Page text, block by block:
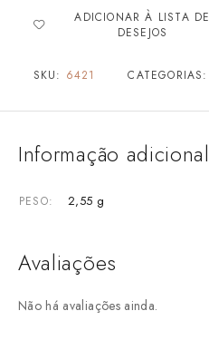
ADICIONAR À LISTA DE
DESEJOS
SKU: 6421 CATEGORIAS:
Informação adicional
PESO 2,55 g
Avaliações
Não há avaliações ainda.